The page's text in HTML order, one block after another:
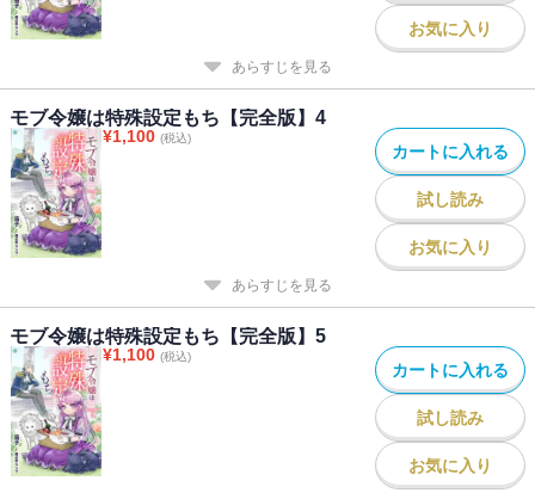
お気に入り
あらすじを見る
モブ令嬢は特殊設定もち【完全版】4
¥1,100 (税込)
カートに入れる
試し読み
お気に入り
あらすじを見る
モブ令嬢は特殊設定もち【完全版】5
¥1,100 (税込)
カートに入れる
試し読み
お気に入り